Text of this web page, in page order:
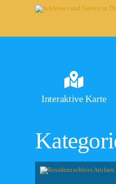
Interaktive Karte